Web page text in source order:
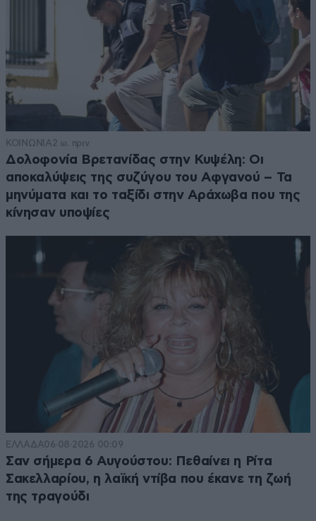
ΚΟΙΝΩΝΙΑ2 ω. πριν
Δολοφονία Βρετανίδας στην Κυψέλη: Οι
αποκαλύψεις της συζύγου του Αφγανού – Τα
μηνύματα και το ταξίδι στην Αράχωβα που της
κίνησαν υποψίες
ΕΛΛΑΔΑ06·08·2026 00:09
Σαν σήμερα 6 Αυγούστου: Πεθαίνει η Ρίτα
Σακελλαρίου, η λαϊκή ντίβα που έκανε τη ζωή
της τραγούδι